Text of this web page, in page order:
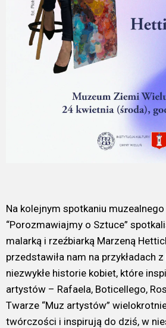
Na kolejnym spotkaniu muzealnego
“Porozmawiajmy o Sztuce”
malarką i rzeźbiarką Marzeną
przedstawiła nam na przykładach
niezwykłe historie kobiet, które
artystów – Rafaela, Boticellego,
Twarze “Muz artystów”
twórczości i inspirują do dziś, w